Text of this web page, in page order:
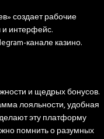
создает рабочие
интерфейс.
канале казино.
и щедрых бонусов.
лояльности, удобная
эту платформу
помнить о разумных